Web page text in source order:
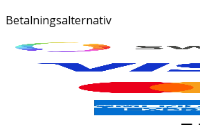
Betalningsalternativ